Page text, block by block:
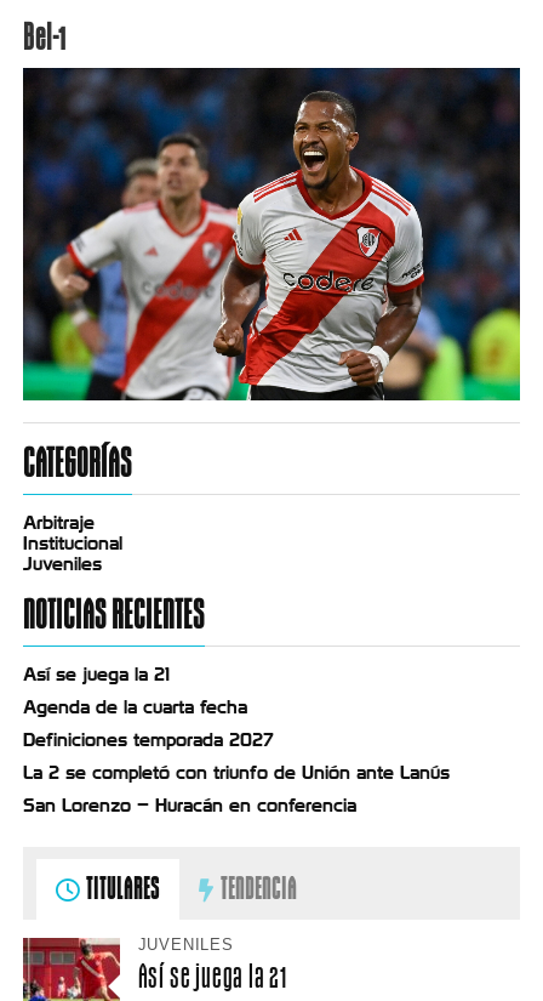
Bel-1
CATEGORÍAS
Arbitraje
Institucional
Juveniles
NOTICIAS RECIENTES
Así se juega la 21
Agenda de la cuarta fecha
Definiciones temporada 2027
La 2 se completó con triunfo de Unión ante Lanús
San Lorenzo – Huracán en conferencia
TITULARES TENDENCIA
JUVENILES
Así se juega la 21